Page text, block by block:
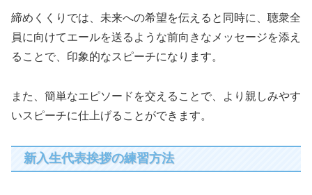
締めくくりでは、未来への希望を伝えると同時に、聴衆全
員に向けてエールを送るような前向きなメッセージを添え
ることで、印象的なスピーチになります。
また、簡単なエピソードを交えることで、より親しみやす
いスピーチに仕上げることができます。
新入生代表挨拶の練習方法